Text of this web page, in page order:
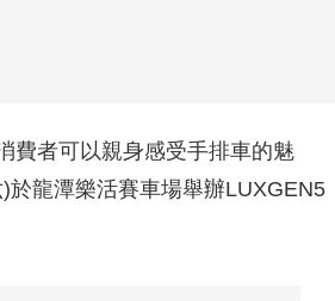
費者可以親身感受手排車的魅
於龍潭樂活賽車場舉辦LUXGEN5